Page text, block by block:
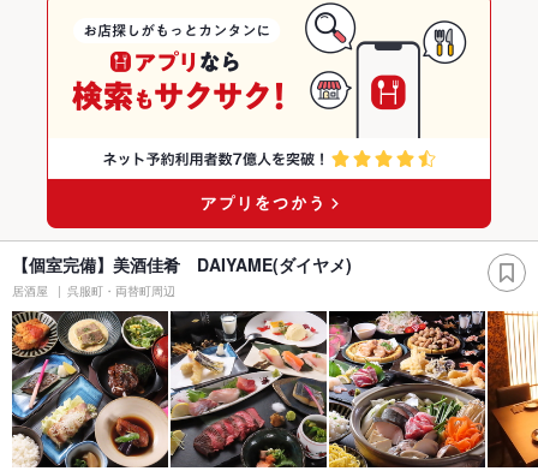
【個室完備】美酒佳肴 DAIYAME(ダイヤメ)
居酒屋 呉服町・両替町周辺